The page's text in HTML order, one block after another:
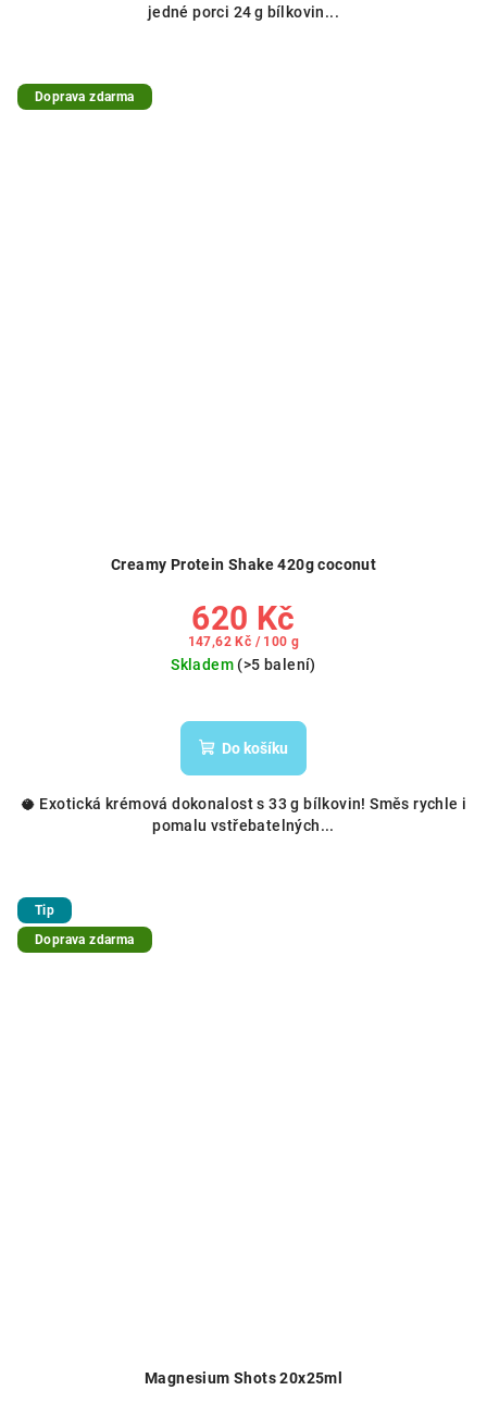
jedné porci 24 g bílkovin...
Doprava zdarma
Creamy Protein Shake 420g coconut
620 Kč
Měrná
147,62 Kč / 100 g
Skladem (>5 balení)
Do košíku
🥥 Exotická krémová dokonalost s 33 g bílkovin! Směs rychle i
pomalu vstřebatelných...
Tip
Doprava zdarma
Magnesium Shots 20x25ml